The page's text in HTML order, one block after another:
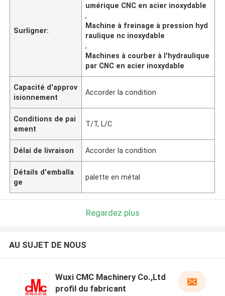
Surligner:
umérique CNC en acier inoxydable
,
Machine à freinage à pression hyd
raulique nc inoxydable
,
Machines à courber à l'hydraulique
par CNC en acier inoxydable
Capacité d'approv
isionnement
Accorder la condition
Conditions de pai
ement
T/T, L/C
Délai de livraison Accorder la condition
Détails d'emballa
ge
palette en métal
Regardez plus
AU SUJET DE NOUS
Wuxi CMC Machinery Co.,Ltd
profil du fabricant